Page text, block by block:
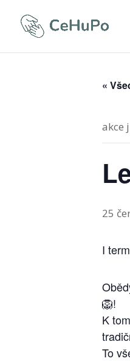
«
akce
25
I
🦁!
K
To